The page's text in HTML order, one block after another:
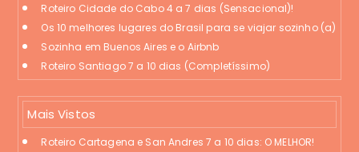
Roteiro Cidade do Cabo 4 a 7 dias (Sensacional)!
Os 10 melhores lugares do Brasil para se viajar sozinho (a)
Sozinha em Buenos Aires e o Airbnb
Roteiro Santiago 7 a 10 dias (Completíssimo)
Mais Vistos
Roteiro Cartagena e San Andres 7 a 10 dias: O MELHOR!